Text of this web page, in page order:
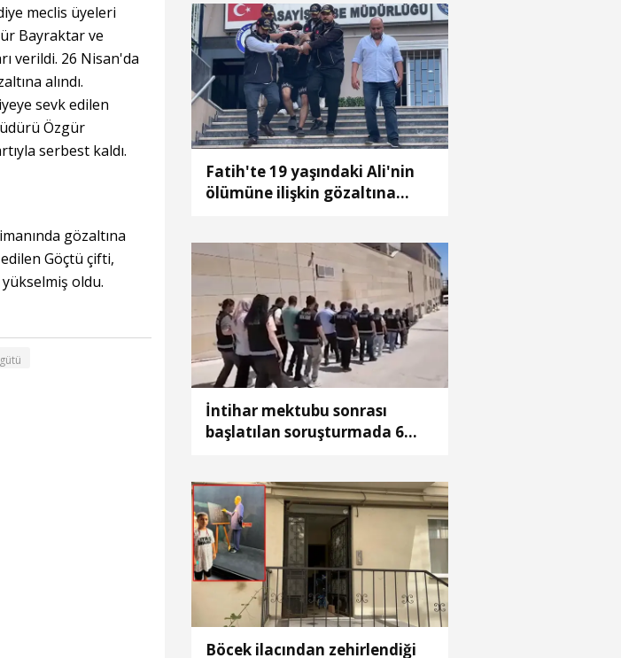
meclis üyeleri
Bayraktar ve
verildi. 26 Nisan'da
alındı.
sevk edilen
Özgür
serbest kaldı.
gözaltına
Göçtü çifti,
oldu.
Fatih'te 19 yaşındaki Ali'nin
ölümüne ilişkin gözaltına
İntihar mektubu sonrası
başlatılan soruşturmada 6
Böcek ilacından zehirlendiği